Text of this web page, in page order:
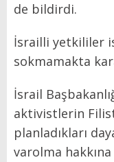
de bildirdi.
İsrailli yetkililer
sokmamakta
İsrail
aktivistlerin
planladıkları
varolma